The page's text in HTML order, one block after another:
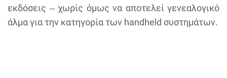
εκδόσεις ‒ χωρίς όμως να αποτελεί γενεαλογικό
άλμα για την κατηγορία των handheld συστημάτων.